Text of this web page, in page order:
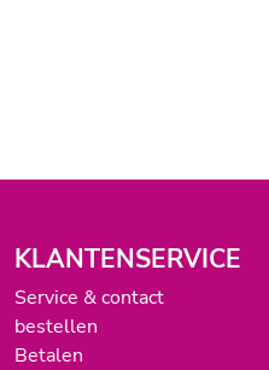
KLANTENSERVICE
Service & contact
bestellen
Betalen